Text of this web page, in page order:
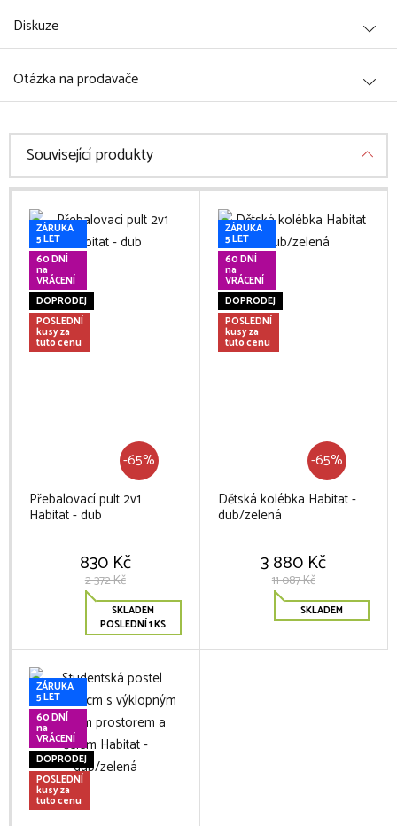
Diskuze
Otázka na prodavače
Související produkty
ZÁRUKA
5 LET
60 DNÍ
na
VRÁCENÍ
DOPRODEJ
POSLEDNÍ
kusy za
tuto cenu
-65%
Přebalovací pult 2v1
Habitat - dub
830 Kč
2 372 Kč
SKLADEM
POSLEDNÍ 1 KS
ZÁRUKA
5 LET
60 DNÍ
na
VRÁCENÍ
DOPRODEJ
POSLEDNÍ
kusy za
tuto cenu
-65%
Dětská kolébka Habitat -
dub/zelená
3 880 Kč
11 087 Kč
SKLADEM
ZÁRUKA
5 LET
60 DNÍ
na
VRÁCENÍ
DOPRODEJ
POSLEDNÍ
kusy za
tuto cenu